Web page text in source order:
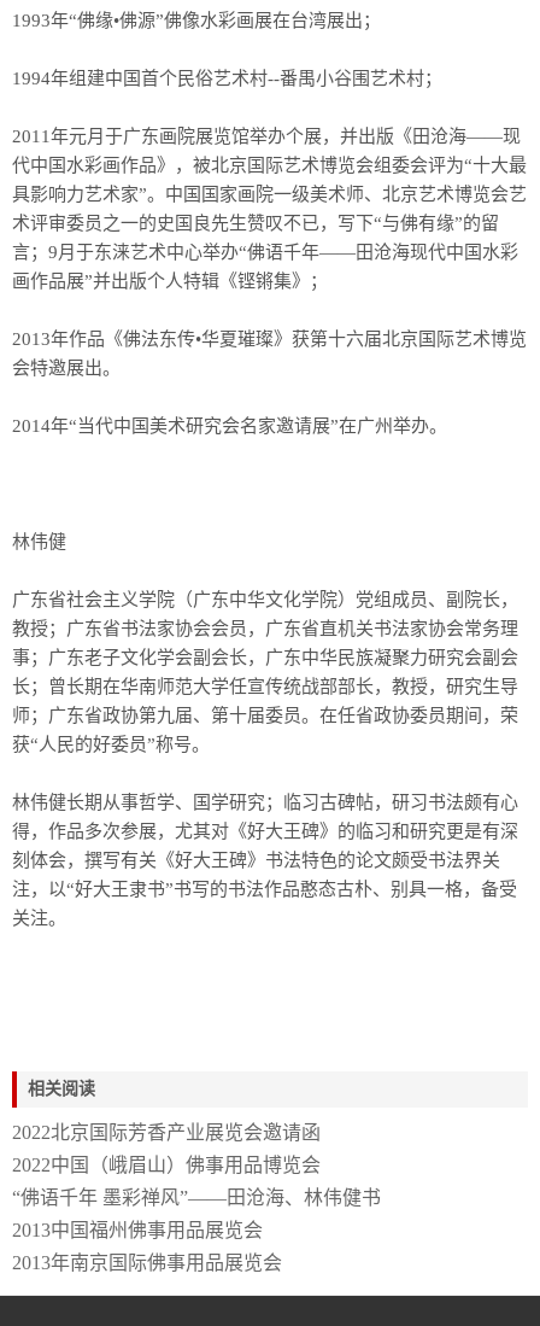
1993年“佛缘•佛源”佛像水彩画展在台湾展出；
1994年组建中国首个民俗艺术村--番禺小谷围艺术村；
2011年元月于广东画院展览馆举办个展，并出版《田沧海——现
代中国水彩画作品》，被北京国际艺术博览会组委会评为“十大最
具影响力艺术家”。中国国家画院一级美术师、北京艺术博览会艺
术评审委员之一的史国良先生赞叹不已，写下“与佛有缘”的留
言；9月于东涞艺术中心举办“佛语千年——田沧海现代中国水彩
画作品展”并出版个人特辑《铿锵集》；
2013年作品《佛法东传•华夏璀璨》获第十六届北京国际艺术博览
会特邀展出。
2014年“当代中国美术研究会名家邀请展”在广州举办。
林伟健
广东省社会主义学院（广东中华文化学院）党组成员、副院长，
教授；广东省书法家协会会员，广东省直机关书法家协会常务理
事；广东老子文化学会副会长，广东中华民族凝聚力研究会副会
长；曾长期在华南师范大学任宣传统战部部长，教授，研究生导
师；广东省政协第九届、第十届委员。在任省政协委员期间，荣
获“人民的好委员”称号。
林伟健长期从事哲学、国学研究；临习古碑帖，研习书法颇有心
得，作品多次参展，尤其对《好大王碑》的临习和研究更是有深
刻体会，撰写有关《好大王碑》书法特色的论文颇受书法界关
注，以“好大王隶书”书写的书法作品憨态古朴、别具一格，备受
关注。
相关阅读
2022北京国际芳香产业展览会邀请函
2022中国（峨眉山）佛事用品博览会
“佛语千年 墨彩禅风”——田沧海、林伟健书
2013中国福州佛事用品展览会
2013年南京国际佛事用品展览会